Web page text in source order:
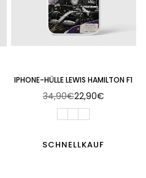
IPHONE-HÜLLE LEWIS HAMILTON F1
Normaler
34,90€22,90€
SCHNELLKAUF